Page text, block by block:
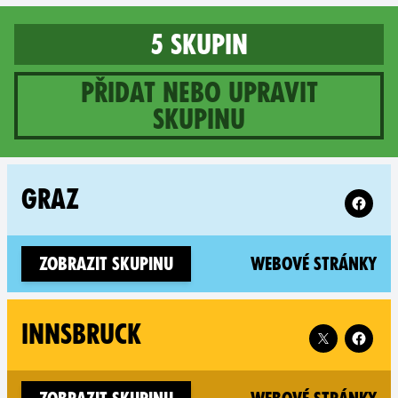
5 skupin
Přidat nebo upravit
skupinu
5 groups in Austria
GRAZ Follow
Zobrazit skupinu Webové stránky
INNSBRUCK Follow XR